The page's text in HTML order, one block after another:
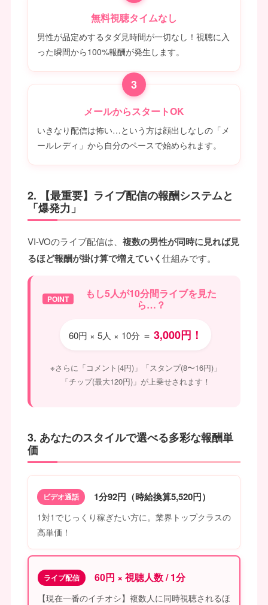
無料視聴タイムなし
男性が品定めするタダ見時間が一切なし！視聴に入
った瞬間から100%報酬が発生します。
3
メールからスタートOK
いきなり配信は怖い…という方は顔出しなしの「メ
ールレディ」から自分のペースで始められます。
2. 【最重要】ライブ配信の報酬システムと
「爆発力」
VI-VOのライブ配信は、 複数の男性が同時に見れば見
るほど報酬が掛け算で増えていく仕組みです。
POINT
もし5人が10分間ライブを見た
ら…？
60円 × 5人 × 10分 ＝ 3,000円！
※さらに「コメント(4円)」「スタンプ(8〜16円)」
「チップ(最大120円)」が上乗せされます！
3. あなたのスタイルで選べる多彩な報酬単
価
ビデオ通話 1分92円（時給換算5,520円）
1対1でじっくり稼ぎたい方に。業界トップクラスの
高単価！
ライブ配信 60円 × 視聴人数 / 1分
【現在一番のイチオシ】複数人に同時視聴されるほ